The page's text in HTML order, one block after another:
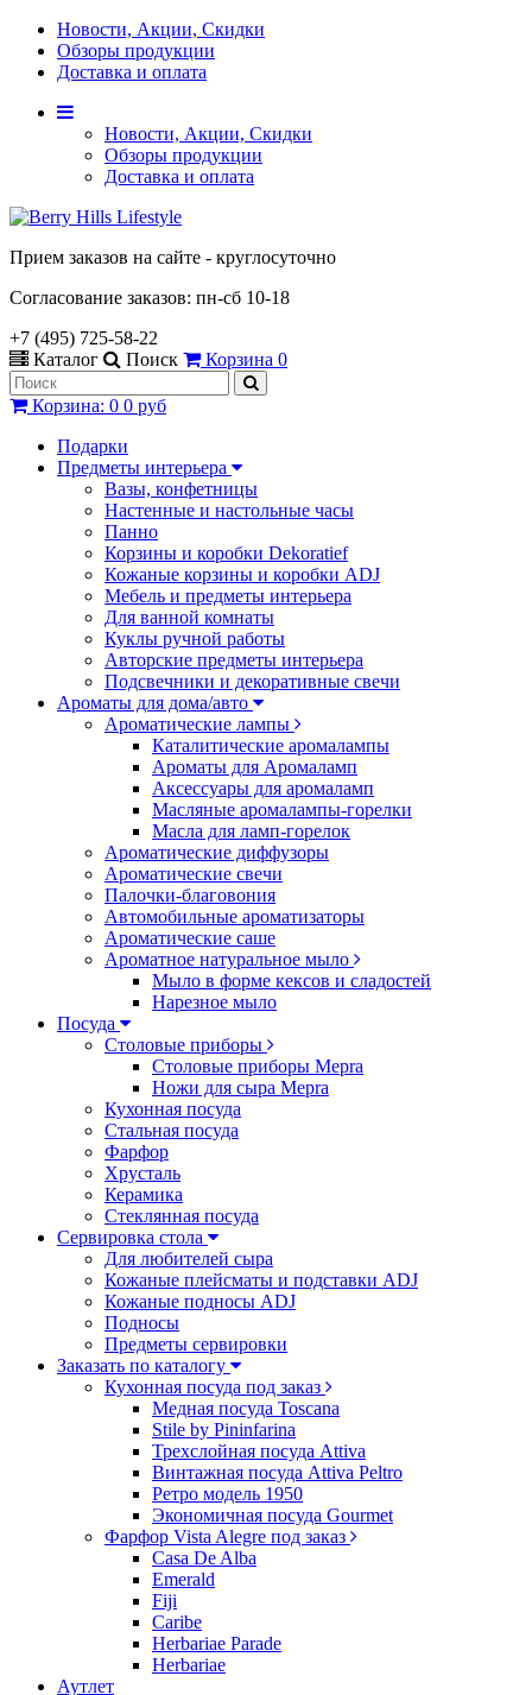
Новости, Акции, Скидки
Обзоры продукции
Доставка и оплата
Новости, Акции, Скидки
Обзоры продукции
Доставка и оплата
Прием заказов на сайте - круглосуточно
Согласование заказов: пн-сб 10-18
+7 (495) 725-58-22
Каталог
Поиск Корзина 0
Корзина: 0 0 руб
Подарки
Предметы интерьера
Вазы, конфетницы
Настенные и настольные часы
Панно
Корзины и коробки Dekoratief
Кожаные корзины и коробки ADJ
Мебель и предметы интерьера
Для ванной комнаты
Куклы ручной работы
Авторские предметы интерьера
Подсвечники и декоративные свечи
Ароматы для дома/авто
Ароматические лампы
Каталитические аромалампы
Ароматы для Аромаламп
Аксессуары для аромаламп
Масляные аромалампы-горелки
Масла для ламп-горелок
Ароматические диффузоры
Ароматические свечи
Палочки-благовония
Автомобильные ароматизаторы
Ароматические саше
Ароматное натуральное мыло
Мыло в форме кексов и сладостей
Нарезное мыло
Посуда
Столовые приборы
Столовые приборы Mepra
Ножи для сыра Mepra
Кухонная посуда
Стальная посуда
Фарфор
Хрусталь
Керамика
Стеклянная посуда
Сервировка стола
Для любителей сыра
Кожаные плейсматы и подставки ADJ
Кожаные подносы ADJ
Подносы
Предметы сервировки
Заказать по каталогу
Кухонная посуда под заказ
Медная посуда Toscana
Stile by Pininfarina
Трехслойная посуда Attiva
Винтажная посуда Attiva Peltro
Ретро модель 1950
Экономичная посуда Gourmet
Фарфор Vista Alegre под заказ
Casa De Alba
Emerald
Fiji
Caribe
Herbariae Parade
Herbariae
Аутлет